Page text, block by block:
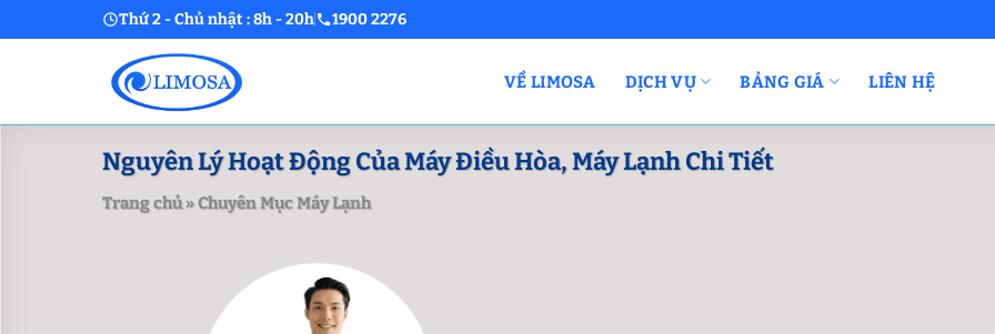
to
Thứ 2 - Chủ nhật : 8h - 20h 1900 2276
VỀ LIMOSA DỊCH VỤ BẢNG GIÁ LIÊN HỆ
Nguyên Lý Hoạt Động Của Máy Điều Hòa, Máy Lạnh Chi Tiết
Trang chủ»Chuyên Mục Máy Lạnh